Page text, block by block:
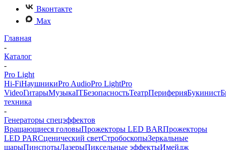
Вконтакте
Max
Главная
-
Каталог
-
Pro Light
Hi-FiНаушникиPro AudioPro LightPro
VideoГитарыМузыкаITБезопасностьТеатрПериферияБукинист
техника
-
Генераторы спецэффектов
Вращающиеся головыПрожекторы LED BARПрожекторы
LED PARСценический светСтробоскопыЗеркальные
шарыПинспотыЛазерыПиксельные эффектыИмейдж